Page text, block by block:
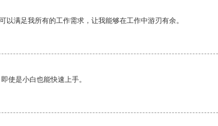
以满足我所有的工作需求，让我能够在工作中游刃有余。
使是小白也能快速上手。